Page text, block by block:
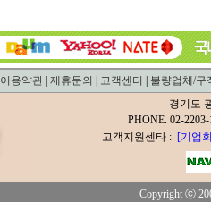
이용약관 제휴문의 고객센터
불량업체/구
경기도
PHONE. 02-
고객지원센타 : [기업
Copyright ⓒ